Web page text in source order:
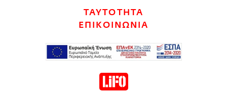
ΤΑΥΤΟΤΗΤΑ
ΕΠΙΚΟΙΝΩΝΙΑ